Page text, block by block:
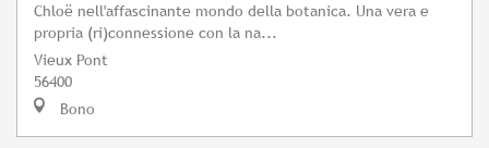
Chloë nell'affascinante mondo della botanica. Una vera e
propria (ri)connessione con la na...
Vieux Pont
56400
Bono